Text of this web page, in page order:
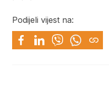
Podijeli vijest na: